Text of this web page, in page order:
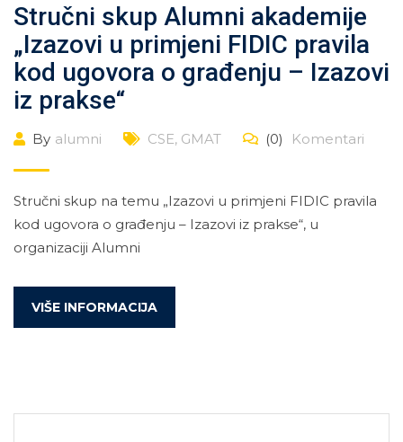
Stručni skup Alumni akademije
„Izazovi u primjeni FIDIC pravila
kod ugovora o građenju – Izazovi
iz prakse“
By alumni CSE, GMAT (0) Komentari
Stručni skup na temu „Izazovi u primjeni FIDIC pravila
kod ugovora o građenju – Izazovi iz prakse“, u
organizaciji Alumni
VIŠE INFORMACIJA